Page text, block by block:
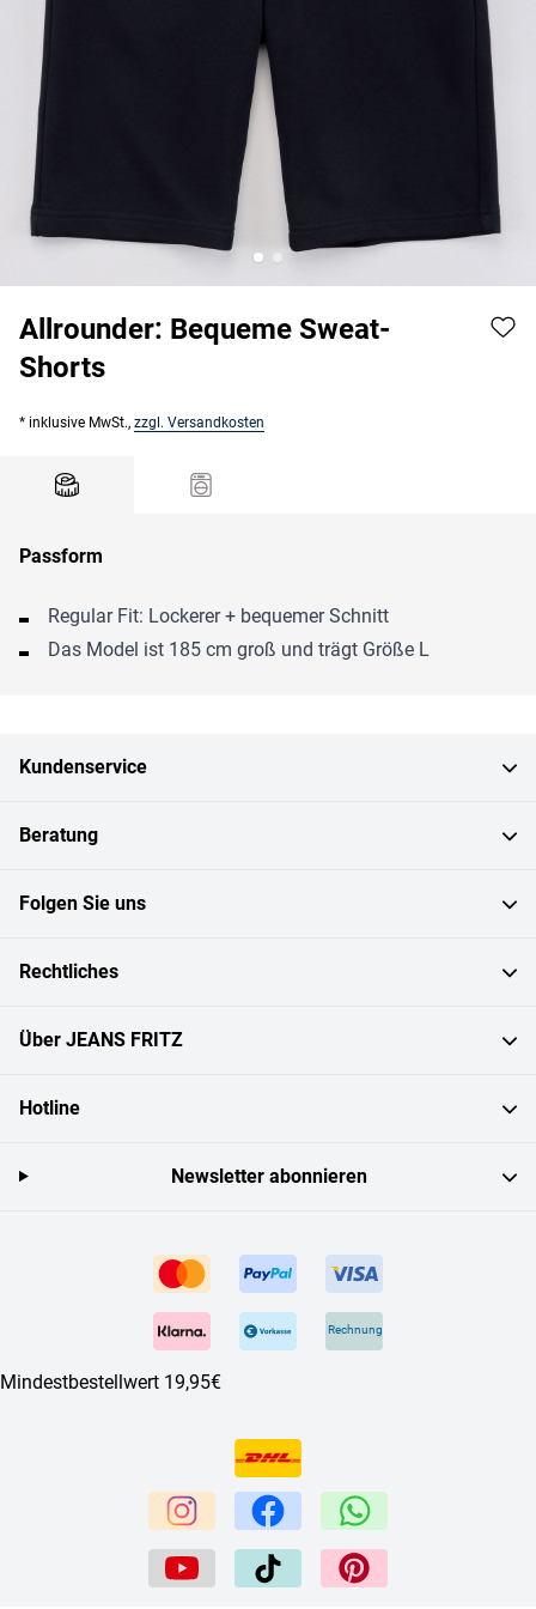
Allrounder: Bequeme Sweat-
Shorts
* inklusive MwSt., zzgl. Versandkosten
Passform
Regular Fit: Lockerer + bequemer Schnitt
Das Model ist 185 cm groß und trägt Größe L
Kundenservice
Beratung
Folgen Sie uns
Rechtliches
Über JEANS FRITZ
Hotline
Rechnung
Mindestbestellwert 19,95€
Newsletter abonnieren